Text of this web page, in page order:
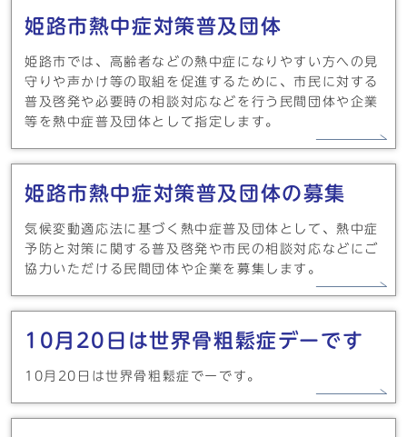
姫路市熱中症対策普及団体
姫路市では、高齢者などの熱中症になりやすい方への見
守りや声かけ等の取組を促進するために、市民に対する
普及啓発や必要時の相談対応などを行う民間団体や企業
等を熱中症普及団体として指定します。
姫路市熱中症対策普及団体の募集
気候変動適応法に基づく熱中症普及団体として、熱中症
予防と対策に関する普及啓発や市民の相談対応などにご
協力いただける民間団体や企業を募集します。
10月20日は世界骨粗鬆症デーです
10月20日は世界骨粗鬆症でーです。